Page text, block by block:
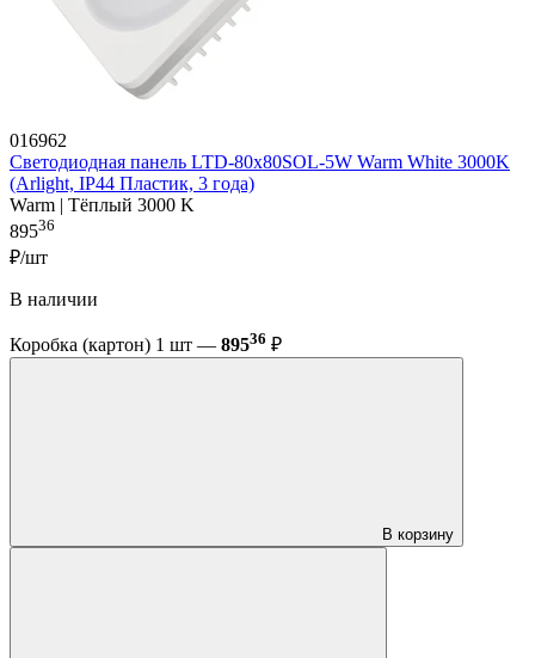
016962
Светодиодная панель LTD-80x80SOL-5W Warm White 3000K
(Arlight, IP44 Пластик, 3 года)
Warm | Тёплый 3000 K
89536
₽/шт
В наличии
Коробка (картон) 1 шт — 89536 ₽
В корзину